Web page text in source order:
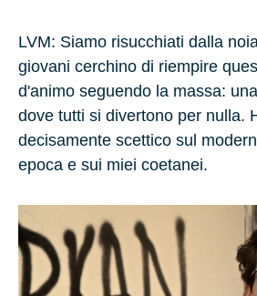
LVM: Siamo risucchiati dalla
giovani cerchino di riempire
d'animo seguendo la massa:
dove tutti si divertono per nulla.
decisamente scettico sul
epoca e sui miei coetanei.